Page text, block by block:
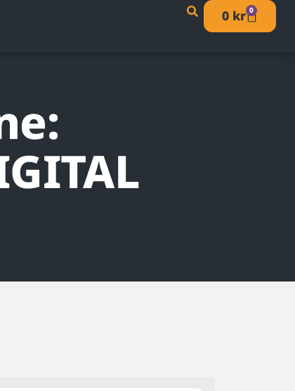
0 kr 0